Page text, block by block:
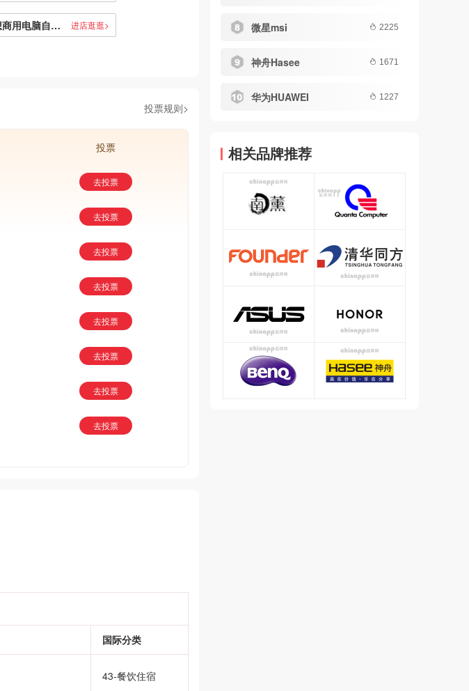
联想商用电脑自营旗舰店 进店逛逛>
投票规则>
投票
去投票
去投票
去投票
去投票
去投票
去投票
去投票
去投票
国际分类
43-餐饮住宿
微星msi 2225
神舟Hasee 1671
华为HUAWEI 1227
相关品牌推荐